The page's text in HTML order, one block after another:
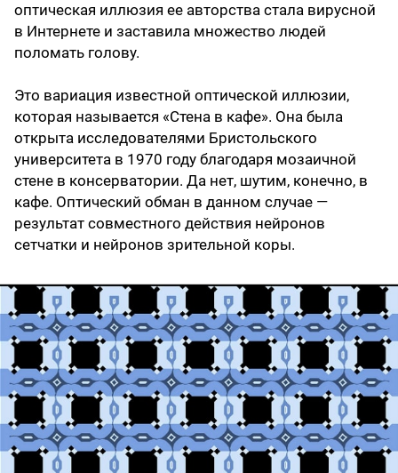
оптическая иллюзия ее авторства стала вирусной
в Интернете и заставила множество людей
поломать голову.
Это вариация известной оптической иллюзии,
которая называется «Стена в кафе». Она была
открыта исследователями Бристольского
университета в 1970 году благодаря мозаичной
стене в консерватории. Да нет, шутим, конечно, в
кафе. Оптический обман в данном случае —
результат совместного действия нейронов
сетчатки и нейронов зрительной коры.